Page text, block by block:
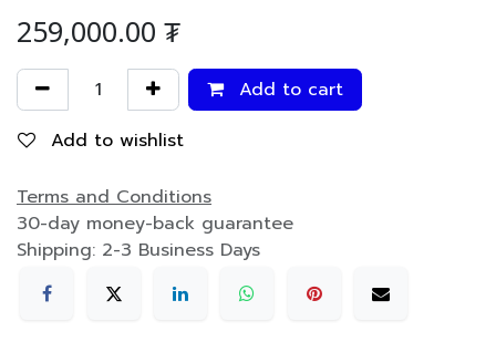
259,000.00₮
Add to cart
Add to wishlist
Terms and Conditions
30-day money-back guarantee
Shipping: 2-3 Business Days